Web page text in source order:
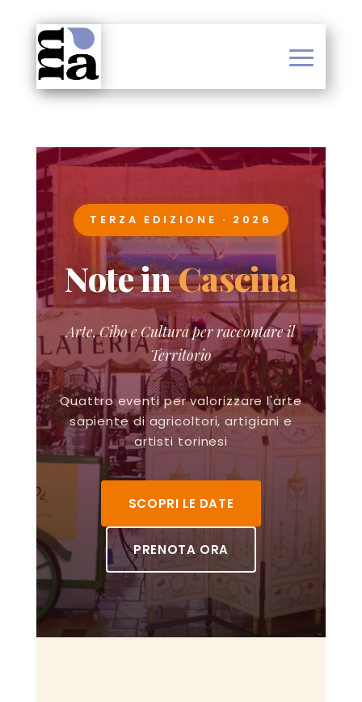
TERZA EDIZIONE · 2026
Note inCascina
Arte, Cibo e Cultura per raccontare il
Territorio
Quattro eventi per valorizzare l'arte
sapiente di agricoltori, artigiani e
artisti torinesi
SCOPRI LE DATE
PRENOTA ORA